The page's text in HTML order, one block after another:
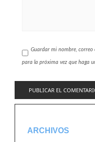
Guardar mi nombre, correo
para la próxima vez que haga
ARCHIVOS